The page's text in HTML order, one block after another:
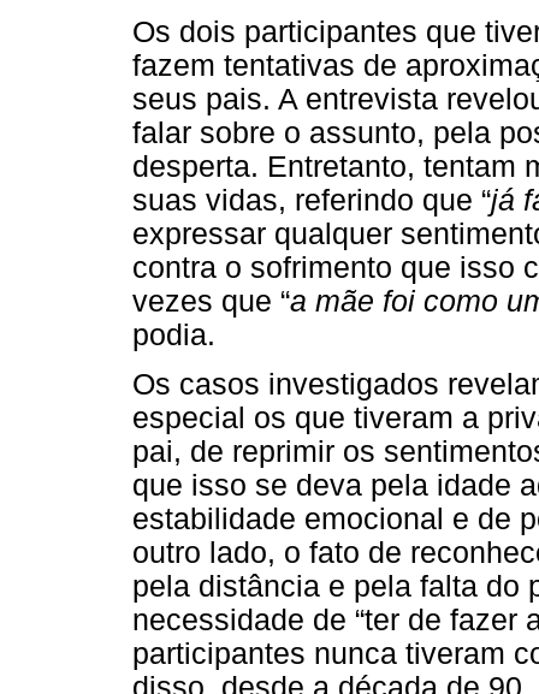
Os dois participantes que
fazem tentativas de
seus pais. A entrevista
falar sobre o assunto, pela
desperta. Entretanto, tentam
suas vidas, referindo que “já
expressar qualquer
contra o sofrimento que isso
vezes que “a mãe foi como
podia.
Os casos investigados
especial os que tiveram a
pai, de reprimir os
que isso se deva pela idade
estabilidade emocional e de
outro lado, o fato de
pela distância e pela falta do
necessidade de “ter de fazer
participantes nunca tiveram